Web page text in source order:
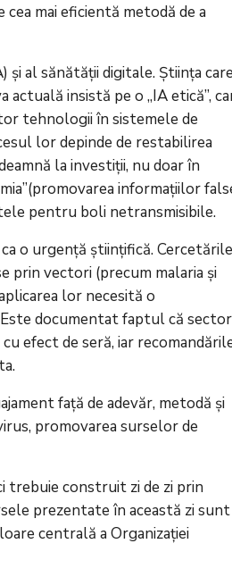
mai eficientă metodă de a
al sănătății digitale. Știința care
insistă pe o „IA etică”,
tehnologii în sistemele de
lor depinde de restabilirea
la investiții, nu doar în
informațiilor
pentru boli netransmisibile.
o urgență științifică. Cercetările
prin vectori (precum malaria și
lor necesită o
documentat faptul că
efect de seră, iar
față de adevăr, metodă și
promovarea surselor de
trebuie construit zi de zi prin
prezentate în această zi sunt
centrală a Organizației